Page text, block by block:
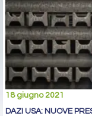
18 giugno 2021
DAZI USA: NUOVE